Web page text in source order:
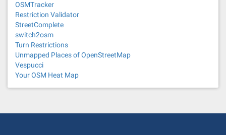
OSMTracker
Restriction Validator
StreetComplete
switch2osm
Turn Restrictions
Unmapped Places of OpenStreetMap
Vespucci
Your OSM Heat Map